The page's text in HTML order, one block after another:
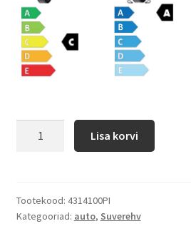
Lisa korvi
Tootekood: 4314100PI
Kategooriad: auto, Suverehv